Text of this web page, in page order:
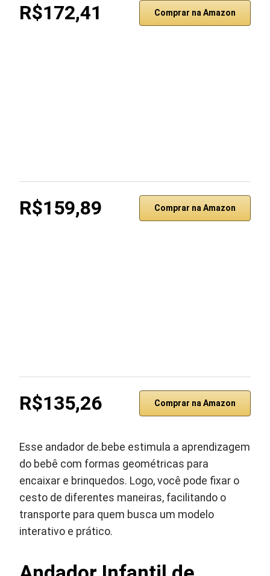
R$172,41 Comprar na Amazon
R$159,89 Comprar na Amazon
R$135,26 Comprar na Amazon
Esse andador de.bebe estimula a aprendizagem
do bebê com formas geométricas para
encaixar e brinquedos. Logo, você pode fixar o
cesto de diferentes maneiras, facilitando o
transporte para quem busca um modelo
interativo e prático.